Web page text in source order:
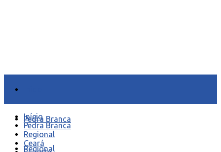
Pedra Branca
Regional
Início
Pedra Branca
Regional
Ceará